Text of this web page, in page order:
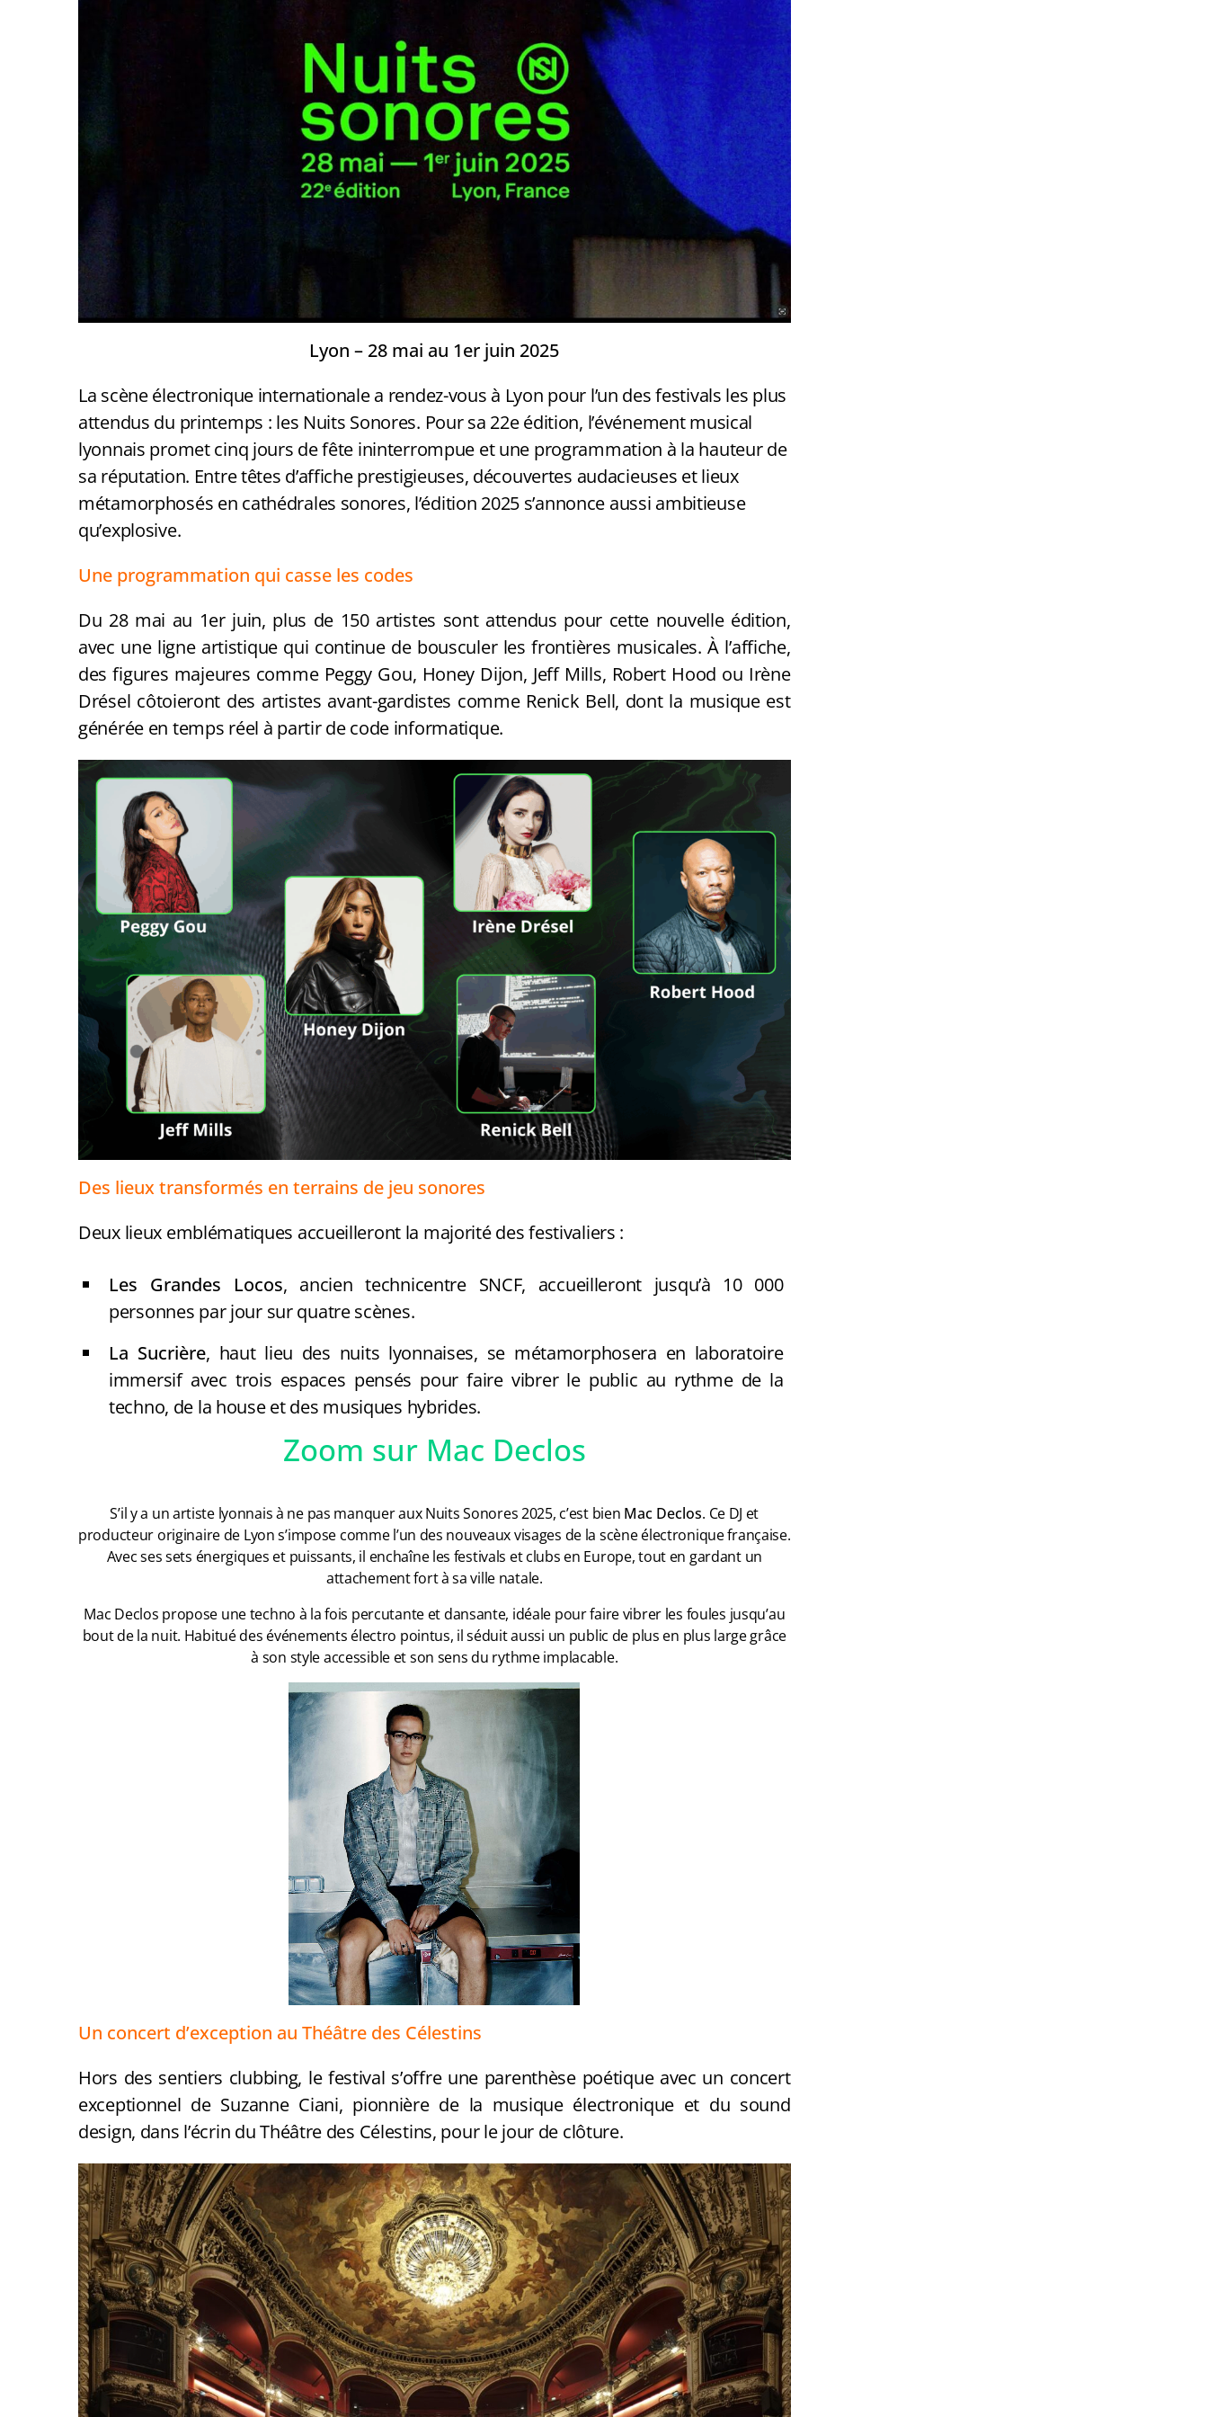
Lyon – 28 mai au 1er juin 2025
La scène électronique internationale a rendez-vous à Lyon pour l’un des festivals les plus
attendus du printemps : les Nuits Sonores. Pour sa 22e édition, l’événement musical
lyonnais promet cinq jours de fête ininterrompue et une programmation à la hauteur de
sa réputation. Entre têtes d’affiche prestigieuses, découvertes audacieuses et lieux
métamorphosés en cathédrales sonores, l’édition 2025 s’annonce aussi ambitieuse
qu’explosive.
Une programmation qui casse les codes
Du 28 mai au 1er juin, plus de 150 artistes sont attendus pour cette nouvelle édition,
avec une ligne artistique qui continue de bousculer les frontières musicales. À l’affiche,
des figures majeures comme Peggy Gou, Honey Dijon, Jeff Mills, Robert Hood ou Irène
Drésel côtoieront des artistes avant-gardistes comme Renick Bell, dont la musique est
générée en temps réel à partir de code informatique.
Des lieux transformés en terrains de jeu sonores
Deux lieux emblématiques accueilleront la majorité des festivaliers :
Les Grandes Locos, ancien technicentre SNCF, accueilleront jusqu’à 10 000
personnes par jour sur quatre scènes.
La Sucrière, haut lieu des nuits lyonnaises, se métamorphosera en laboratoire
immersif avec trois espaces pensés pour faire vibrer le public au rythme de la
techno, de la house et des musiques hybrides.
Zoom sur Mac Declos
S’il y a un artiste lyonnais à ne pas manquer aux Nuits Sonores 2025, c’est bien Mac Declos. Ce DJ et
producteur originaire de Lyon s’impose comme l’un des nouveaux visages de la scène électronique française.
Avec ses sets énergiques et puissants, il enchaîne les festivals et clubs en Europe, tout en gardant un
attachement fort à sa ville natale.
Mac Declos propose une techno à la fois percutante et dansante, idéale pour faire vibrer les foules jusqu’au
bout de la nuit. Habitué des événements électro pointus, il séduit aussi un public de plus en plus large grâce
à son style accessible et son sens du rythme implacable.
Un concert d’exception au Théâtre des Célestins
Hors des sentiers clubbing, le festival s’offre une parenthèse poétique avec un concert
exceptionnel de Suzanne Ciani, pionnière de la musique électronique et du sound
design, dans l’écrin du Théâtre des Célestins, pour le jour de clôture.